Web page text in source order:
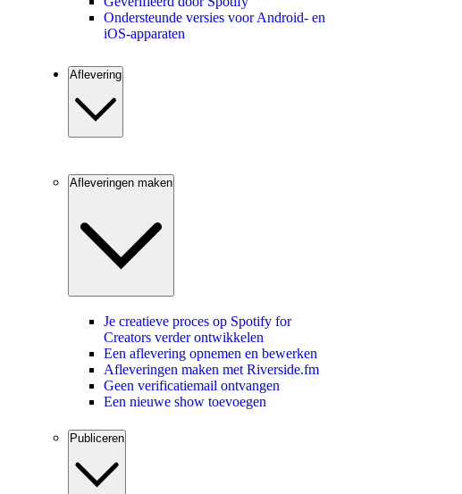
Ondersteunde versies voor Android- en
iOS-apparaten
Aflevering
Afleveringen maken
Je creatieve proces op Spotify for
Creators verder ontwikkelen
Een aflevering opnemen en bewerken
Afleveringen maken met Riverside.fm
Geen verificatiemail ontvangen
Een nieuwe show toevoegen
Publiceren